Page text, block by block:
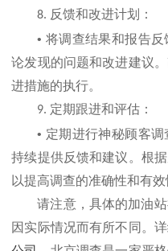
8. 反馈和改进计划：
• 将调查结果和报告
论发现的问题和改进建议
进措施的执行。
9. 定期跟进和评估：
• 定期进行神秘顾客
持续提供反馈和建议。根
以提高调查的准确性和有效
请注意，具体的加油
因实际情况而有所不同。